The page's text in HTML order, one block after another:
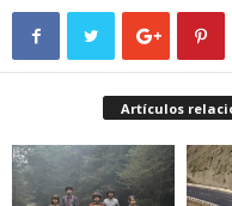
Artículos